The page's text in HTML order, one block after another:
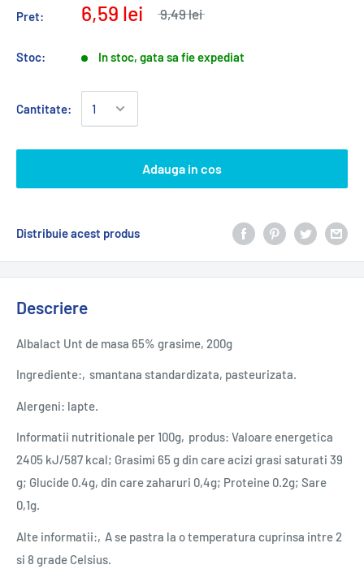
Pret: 6,59 lei 9,49 lei
Stoc: In stoc, gata sa fie expediat
Cantitate:
Adauga in cos
Distribuie acest produs
Descriere
Albalact Unt de masa 65% grasime, 200g
Ingrediente:‚smantana standardizata, pasteurizata.
Alergeni: lapte.
Informatii nutritionale per 100g‚produs: Valoare energetica
2405 kJ/587 kcal; Grasimi 65 g din care acizi grasi saturati 39
g; Glucide 0.4g, din care zaharuri 0,4g; Proteine 0.2g; Sare
0,1g.
Alte informatii:‚A se pastra la o temperatura cuprinsa intre 2
si 8 grade Celsius.